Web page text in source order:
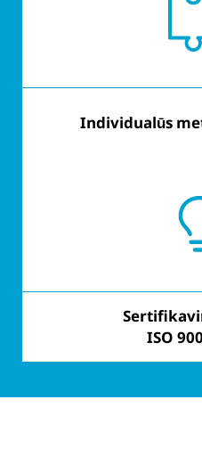
Individualūs
Į klientus
ISO
Stiprus